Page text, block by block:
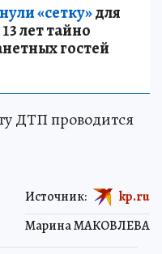
«сетку»для
лет тайно
гостей
ДТП проводится
Марина МАКОВЛЕВА
Источник: kp.ru